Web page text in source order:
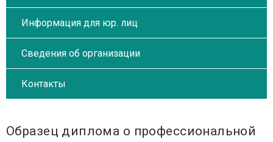
Информация для юр. лиц
Сведения об организации
Контакты
Образец диплома о профессиональной